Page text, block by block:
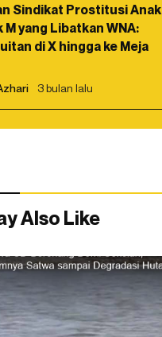
Sindikat Prostitusi Anak
M yang Libatkan WNA:
di X hingga ke Meja
3 bulan lalu
Also Like